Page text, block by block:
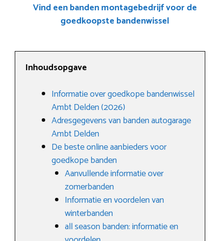
Vind een banden montagebedrijf voor de
goedkoopste bandenwissel
Inhoudsopgave
Informatie over goedkope bandenwissel
Ambt Delden (2026)
Adresgegevens van banden autogarage
Ambt Delden
De beste online aanbieders voor
goedkope banden
Aanvullende informatie over
zomerbanden
Informatie en voordelen van
winterbanden
all season banden: informatie en